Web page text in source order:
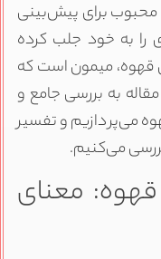
برای پیش‌بینی
را به خود جلب کرده
قهوه، میمون است که
به بررسی جامع و
می‌پردازیم و تفسیر
می‌کنیم.
معنای